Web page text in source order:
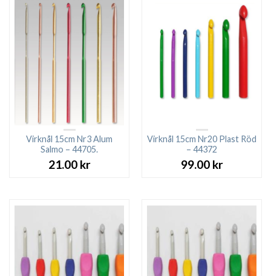
Virknål 15cm Nr3 Alum
Salmo – 44705.
21.00 kr
Virknål 15cm Nr20 Plast Röd
– 44372
99.00 kr